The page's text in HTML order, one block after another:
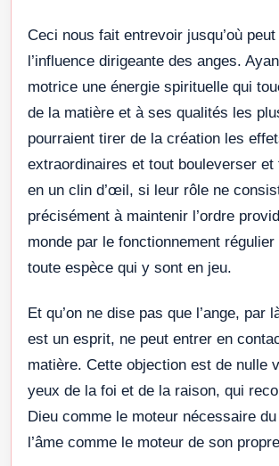
Ceci nous fait entrevoir jusqu’où
l’influence dirigeante des anges.
motrice une énergie spirituelle qui
de la matière et à ses qualités les
pourraient tirer de la création les
extraordinaires et tout bouleverser et
en un clin d’œil, si leur rôle ne
précisément à maintenir l’ordre
monde par le fonctionnement
toute espèce qui y sont en jeu.
Et qu’on ne dise pas que l’ange, par
est un esprit, ne peut entrer en
matière. Cette objection est de nulle
yeux de la foi et de la raison, qui
Dieu comme le moteur nécessaire
l’âme comme le moteur de son